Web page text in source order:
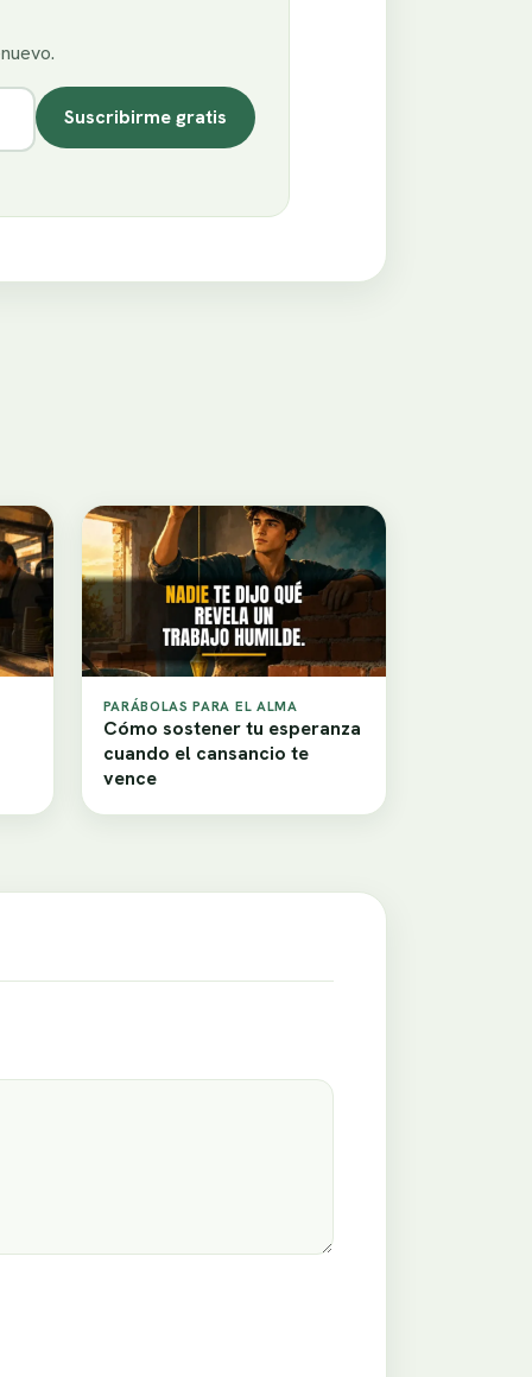
Suscribirme gratis
PARÁBOLAS PARA EL ALMA
Cómo sostener tu esperanza
cuando el cansancio te
vence